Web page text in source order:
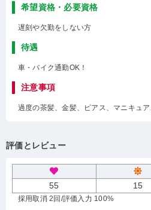
希望資格・必要資格
遅刻や欠勤をしない方
待遇
車・バイク通勤OK！
注意事項
過度の茶髪、金髪、ピアス、マニキュア
評価とレビュー
55 15
採用取消 2回 /評価入力 100%